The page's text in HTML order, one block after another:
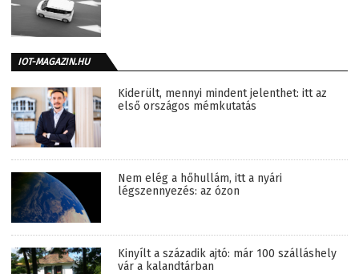
IOT-MAGAZIN.HU
Kiderült, mennyi mindent jelenthet: itt az
első országos mémkutatás
Nem elég a hőhullám, itt a nyári
légszennyezés: az ózon
Kinyílt a századik ajtó: már 100 szálláshely
vár a kalandtárban